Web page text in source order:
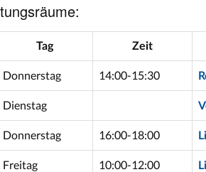
Tag Zeit
Donnerstag 14:00-15:30
Dienstag
Donnerstag 16:00-18:00
Freitag 10:00-12:00